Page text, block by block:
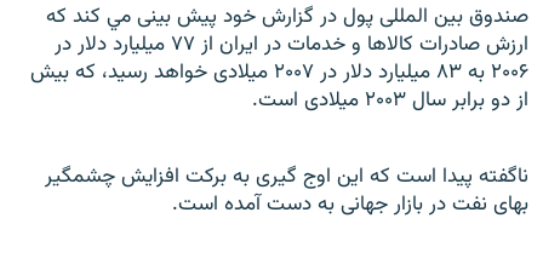
صندوق بين المللی پول در گزارش خود پيش بينی مي کند که
ارزش صادرات کالاها و خدمات در ايران از ۷۷ ميليارد دلار در
۲۰۰۶ به ۸۳ ميليارد دلار در ۲۰۰۷ ميلادی خواهد رسيد، که بيش
از دو برابر سال ۲۰۰۳ ميلادی است.
ناگفته پيدا است که اين اوج گيری به برکت افزايش چشمگير
بهای نفت در بازار جهانی به دست آمده است.